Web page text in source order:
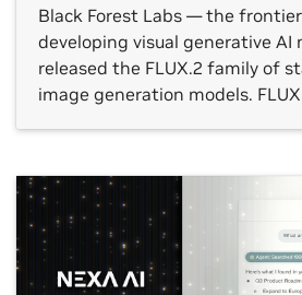
Black Forest Labs — the
developing visual generative
released the FLUX.2 family of
image generation models.
similar image variations, in
and with cleaner fonts — even